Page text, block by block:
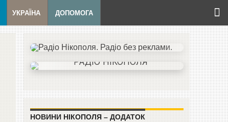
УКРАЇНА ДОПОМОГА
НОВИНИ НІКОПОЛЯ – ДОДАТОК